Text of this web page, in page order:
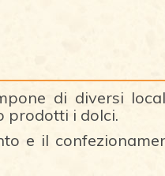
di diversi
prodotti i dolci.
e il